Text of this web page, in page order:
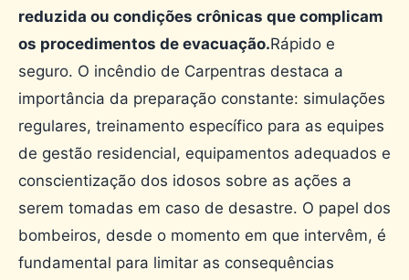
reduzida ou condições crônicas que complicam
os procedimentos de evacuação.Rápido e
seguro. O incêndio de Carpentras destaca a
importância da preparação constante: simulações
regulares, treinamento específico para as equipes
de gestão residencial, equipamentos adequados e
conscientização dos idosos sobre as ações a
serem tomadas em caso de desastre. O papel dos
bombeiros, desde o momento em que intervêm, é
fundamental para limitar as consequências